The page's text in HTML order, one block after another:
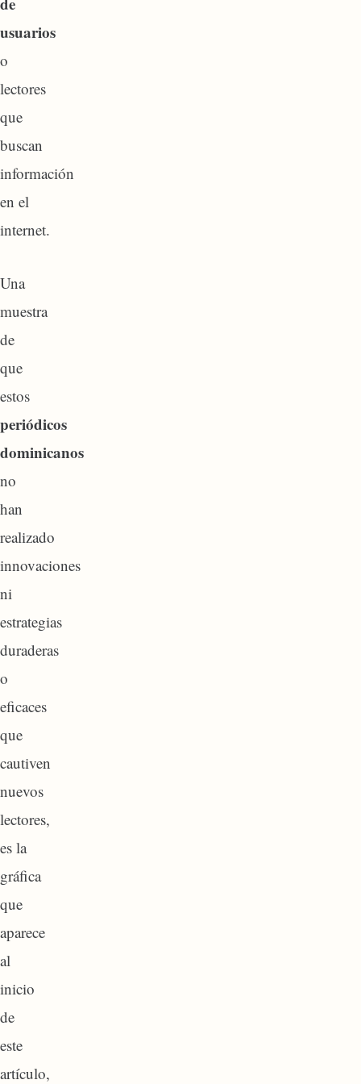
usuarios
o
lectores
que
buscan
información
en el
internet.
Una
muestra
de
que
estos
periódicos
dominicanos
no
han
realizado
innovaciones
ni
estrategias
duraderas
o
eficaces
que
cautiven
nuevos
lectores,
es la
gráfica
que
aparece
al
inicio
de
este
artículo,